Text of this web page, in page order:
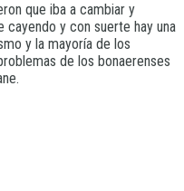
que iba a cambiar y
y con suerte hay una
y la mayoría de los
de los bonaerenses